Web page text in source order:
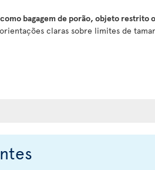
bagagem de porão, objeto restrito
claras sobre limites de